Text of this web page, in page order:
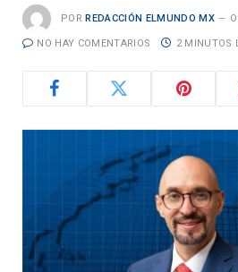
POR REDACCIÓN ELMUNDO MX
NO HAY COMENTARIOS 2 MINUTOS